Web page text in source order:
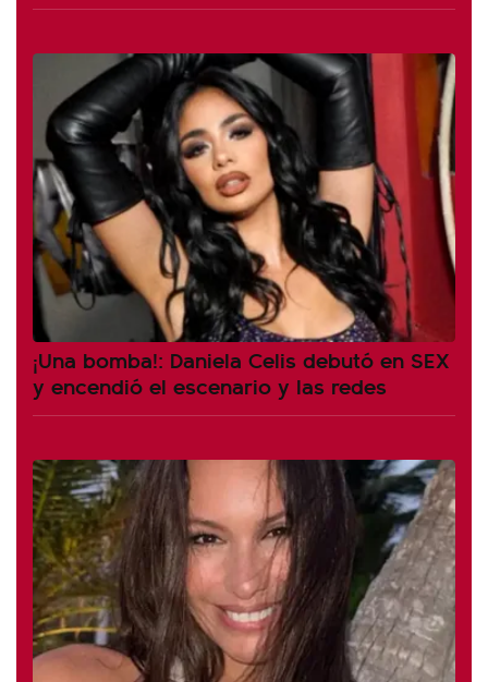
¡Una bomba!: Daniela Celis debutó en SEX
y encendió el escenario y las redes